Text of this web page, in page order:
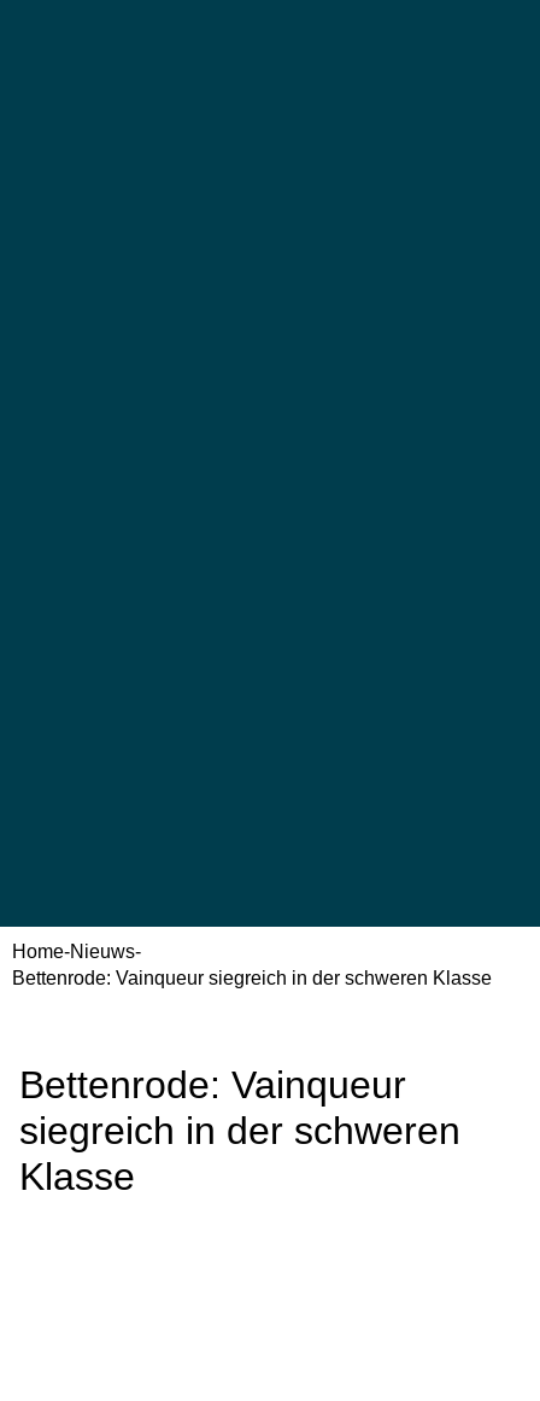
Home-Nieuws-
Bettenrode: Vainqueur siegreich in der schweren Klasse
Bettenrode: Vainqueur
siegreich in der schweren
Klasse